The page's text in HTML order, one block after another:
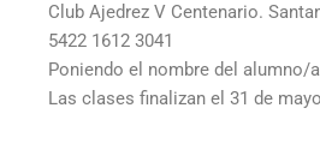
Club Ajedrez V Centenario.
5422 1612 3041
Poniendo el nombre del alumno/
Las clases finalizan el 31 de